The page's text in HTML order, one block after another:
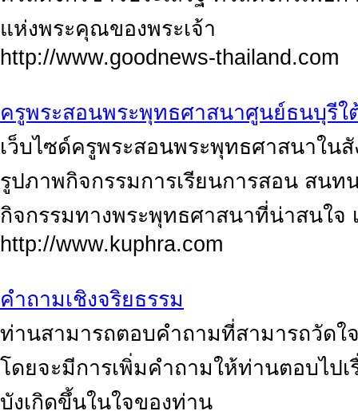
แห่งพระคุณของพระเจ้า
http://www.goodnews-thailand.com
ครูพระสอนพระพุทธศาสนาศูนย์ธนบุรีใ
เว็บไซด์ครูพระสอนพระพุทธศาสนาใน
รูปภาพกิจกรรมการเรียนการสอน สน
กิจกรรมทางพระพุทธศาสนาที่น่าสนใจ
http://www.kuphra.com
คำถามเชิงจริยธรรม
ท่านสามารถตอบคำถามที่สามารถวัด
โดยจะมีการเพิ่มคำถามให้ท่านตอบไป
บังเกิดขึ้นในใจของท่าน